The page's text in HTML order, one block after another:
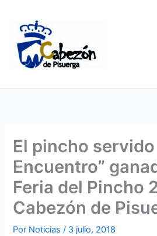
contenido
El pincho servido
Encuentro”
Feria del Pincho
Cabezón de
Por Noticias/ 3 julio, 2018